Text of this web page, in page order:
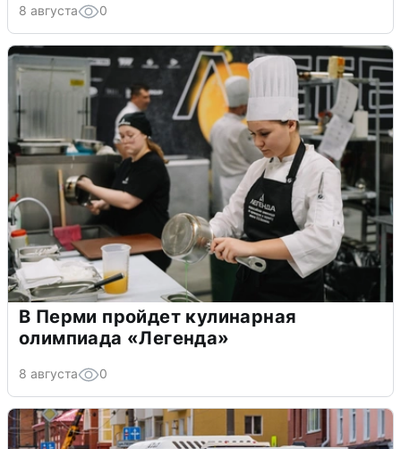
8 августа 0
В Перми пройдет кулинарная
олимпиада «Легенда»
8 августа 0